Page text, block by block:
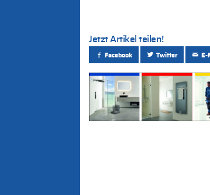
Jetzt Artikel teilen!
Facebook Twitter E-